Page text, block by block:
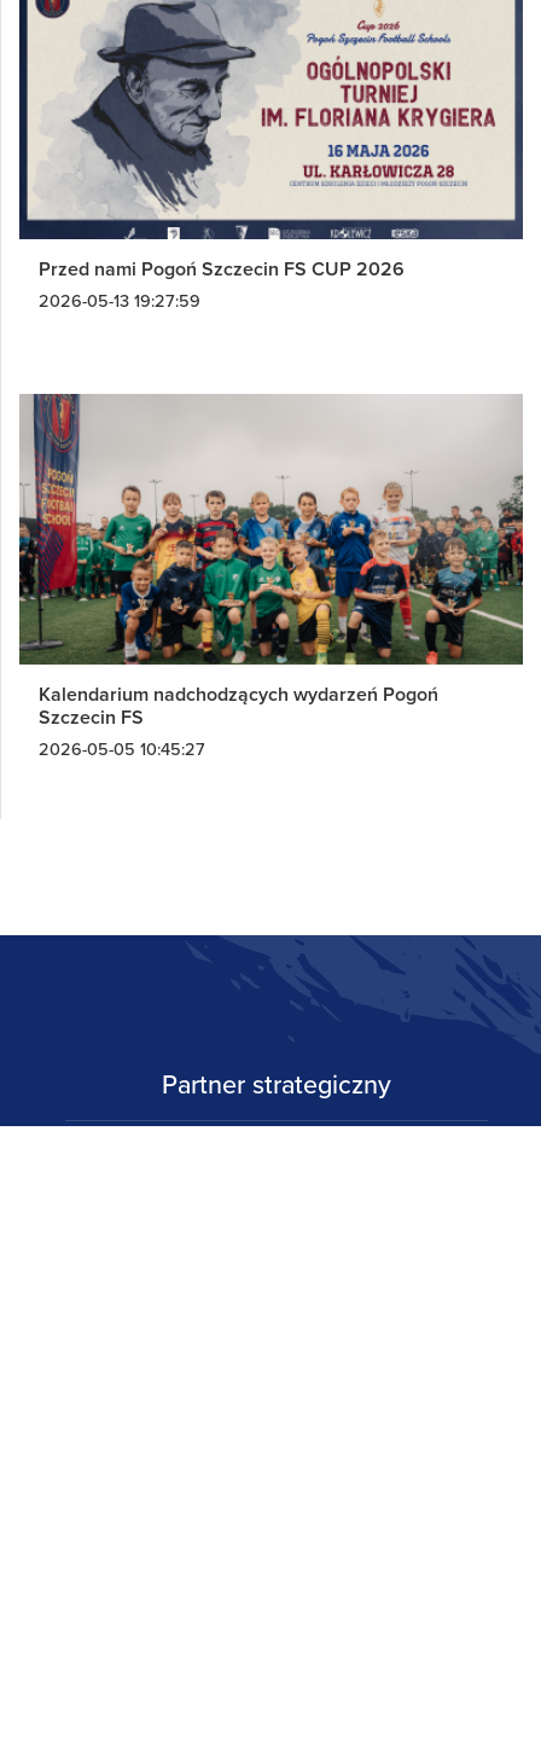
Przed nami Pogoń Szczecin FS CUP 2026
2026-05-13 19:27:59
Kalendarium nadchodzących wydarzeń Pogoń
Szczecin FS
2026-05-05 10:45:27
Partner strategiczny